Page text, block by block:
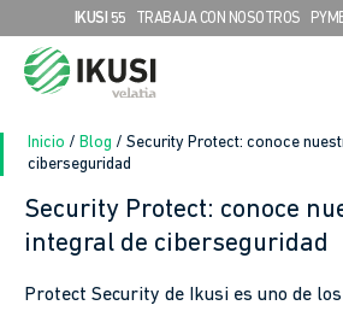
IKUSI 55 TRABAJA CON NOSOTROS
Search
for:
Inicio / Blog / Security Protect: conoce
ciberseguridad
Security Protect: conoce
integral de ciberseguridad
Protect Security de Ikusi es uno de